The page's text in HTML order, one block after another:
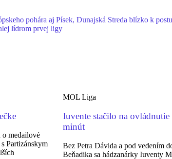
pohára aj Písek, Dunajská Streda blízko k
lídrom prvej ligy
o medailové
Partizánskym
MOL Liga
Iuvente stačilo na ovládnutie
minút
Bez Petra Dávida a pod vedením
Beňadika sa hádzanárky Iuventy